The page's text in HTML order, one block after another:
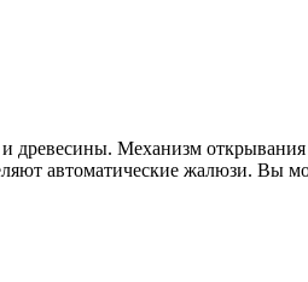
древесины. Механизм
автоматические жалюзи. Вы